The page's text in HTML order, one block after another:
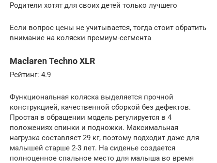
Родители хотят для своих детей только лучшего
Если вопрос цены не учитывается, тогда стоит обратить
внимание на коляски премиум-сегмента
Maclaren Techno XLR
Рейтинг: 4.9
Функциональная коляска выделяется прочной
конструкцией, качественной сборкой без дефектов.
Простая в обращении модель регулируется в 4
положениях спинки и подножки. Максимальная
нагрузка составляет 29 кг, поэтому подходит даже для
малышей старше 2-3 лет. На сиденье создается
полноценное спальное место для малыша во время